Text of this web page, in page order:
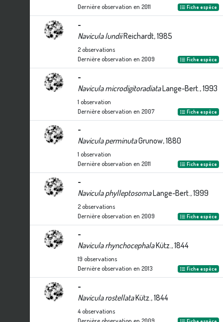
Dernière observation en 2011 Fiche espèce
-
Navicula lundiiReichardt, 1985
2observations
Dernière observation en 2009 Fiche espèce
-
Navicula microdigitoradiataLange-Bert., 1993
1 observation
Dernière observation en 2007 Fiche espèce
-
Navicula perminutaGrunow, 1880
1 observation
Dernière observation en 2011 Fiche espèce
-
Navicula phylleptosomaLange-Bert., 1999
2observations
Dernière observation en 2009 Fiche espèce
-
Navicula rhynchocephalaKütz., 1844
19 observations
Dernière observation en 2013 Fiche espèce
-
Navicula rostellataKütz., 1844
4observations